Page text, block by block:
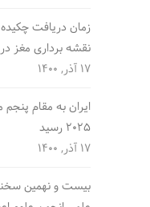
زمان دریافت چکیده
نقشه برداری مغز
17 آذر, 1400
2025 رسید
17 آذر, 1400
بیست و نهمین